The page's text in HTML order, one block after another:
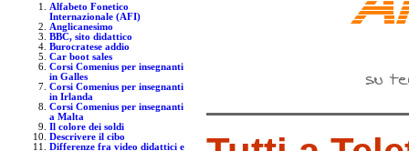
Alfabeto Fonetico
Internazionale (AFI)
Anglicanesimo
BBC, sito didattico
Burocratese addio
Car boot sales
Corsi Comenius per insegnanti
in Galles
Corsi Comenius per insegnanti
in Irlanda
Corsi Comenius per insegnanti
a Malta
Il colore dei soldi
Descrivere il cibo
Differenze fra video didattici e